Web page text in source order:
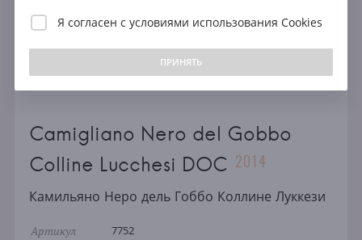
Camigliano Nero del Gobbo
Colline Lucchesi DOC 2014
Камильяно Неро дель Гоббо Коллине Луккези
Артикул 7752
Я согласен с условиями использования Cookies
ПРИНЯТЬ